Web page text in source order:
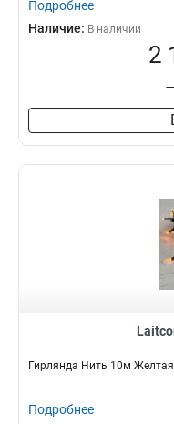
Подробнее
Наличие: В наличии
2
–
Гирлянда Нить 10м
Подробнее